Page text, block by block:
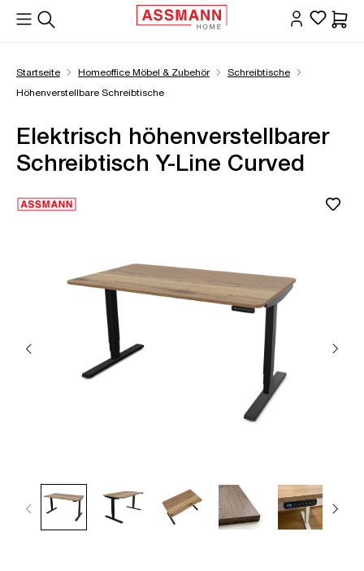
springen
Startseite Homeoffice Möbel & Zubehör
Schreibtische
Höhenverstellbare Schreibtische
Elektrisch höhenverstellbarer
Schreibtisch Y-Line Curved